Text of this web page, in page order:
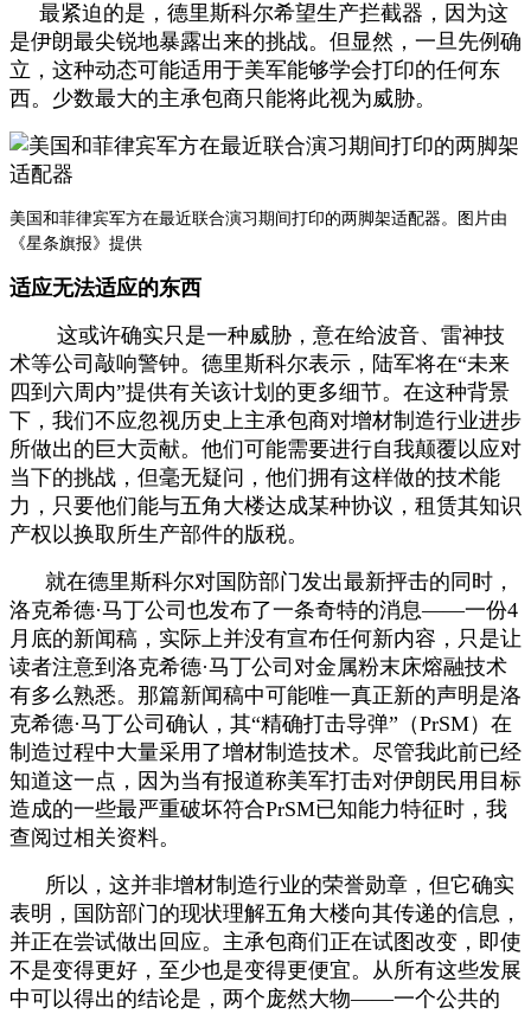
最紧迫的是，德里斯科尔希望生产拦截器，因为这
是伊朗最尖锐地暴露出来的挑战。但显然，一旦先例确
立，这种动态可能适用于美军能够学会打印的任何东
西。少数最大的主承包商只能将此视为威胁。
美国和菲律宾军方在最近联合演习期间打印的两脚架适配器。图片由
《星条旗报》提供
适应无法适应的东西
这或许确实只是一种威胁，意在给波音、雷神技
术等公司敲响警钟。德里斯科尔表示，陆军将在“未来
四到六周内”提供有关该计划的更多细节。在这种背景
下，我们不应忽视历史上主承包商对增材制造行业进步
所做出的巨大贡献。他们可能需要进行自我颠覆以应对
当下的挑战，但毫无疑问，他们拥有这样做的技术能
力，只要他们能与五角大楼达成某种协议，租赁其知识
产权以换取所生产部件的版税。
就在德里斯科尔对国防部门发出最新抨击的同时，
洛克希德·马丁公司也发布了一条奇特的消息——一份4
月底的新闻稿，实际上并没有宣布任何新内容，只是让
读者注意到洛克希德·马丁公司对金属粉末床熔融技术
有多么熟悉。那篇新闻稿中可能唯一真正新的声明是洛
克希德·马丁公司确认，其“精确打击导弹”（PrSM）在
制造过程中大量采用了增材制造技术。尽管我此前已经
知道这一点，因为当有报道称美军打击对伊朗民用目标
造成的一些最严重破坏符合PrSM已知能力特征时，我
查阅过相关资料。
所以，这并非增材制造行业的荣誉勋章，但它确实
表明，国防部门的现状理解五角大楼向其传递的信息，
并正在尝试做出回应。主承包商们正在试图改变，即使
不是变得更好，至少也是变得更便宜。从所有这些发展
中可以得出的结论是，两个庞然大物——一个公共的